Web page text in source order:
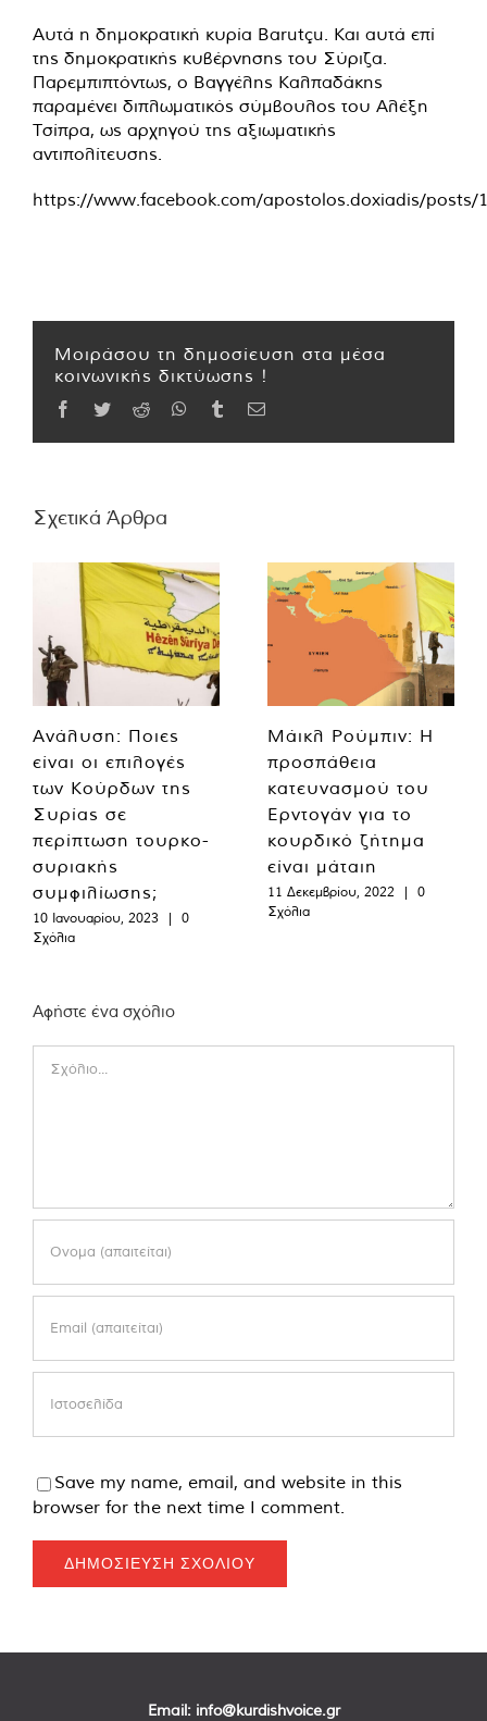
Αυτά η δημοκρατική κυρία Barutçu. Και αυτά επί
της δημοκρατικής κυβέρνησης του Σύριζα.
Παρεμπιπτόντως, ο Βαγγέλης Καλπαδάκης
παραμένει διπλωματικός σύμβουλος του Αλέξη
Τσίπρα, ως αρχηγού της αξιωματικής
αντιπολίτευσης.
https://www.facebook.com/apostolos.doxiadis/posts/
Μοιράσου τη δημοσίευση στα μέσα
κοινωνικής δικτύωσης !
Facebook
TwitterReddit WhatsApp
TumblrEmail
Σχετικά Άρθρα
Ανάλυση: Ποιες
είναι οι επιλογές
των Κούρδων της
Συρίας σε
περίπτωση τουρκο-
συριακής
συμφιλίωσης;
10 Ιανουαρίου, 2023 |
0
Σχόλια
Μάικλ Ρούμπιν: Η
προσπάθεια
κατευνασμού του
Ερντογάν για το
κουρδικό ζήτημα
είναι μάταιη
11 Δεκεμβρίου, 2022 |
0
Σχόλια
Αφήστε ένα σχόλιο
Save my name, email, and website in this
browser for the next time I comment.
Email: info@kurdishvoice.gr